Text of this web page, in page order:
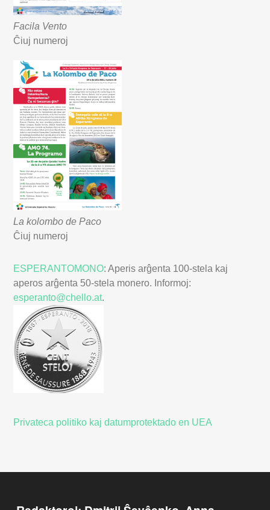
Facila Vento
Ĉiuj numeroj
La kolombo de Paco
Ĉiuj numeroj
ESPERANTOMONO: Aperis arĝenta 100-stela kaj
aperos arĝenta 50-stela monero. Informoj:
esperanto@chello.at.
Privateca politiko kaj datumprotektado en UEA